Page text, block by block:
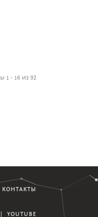
1 - 16 из 92
КОНТАКТЫ
YOUTUBE